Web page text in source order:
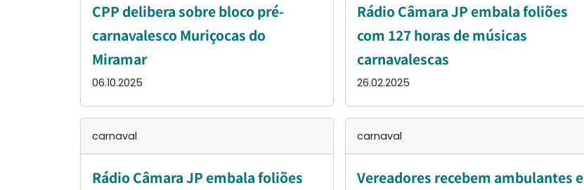
CPP delibera sobre bloco pré-
carnavalesco Muriçocas do
Miramar
06.10.2025
Rádio Câmara JP embala foliões
com 127 horas de músicas
carnavalescas
26.02.2025
carnaval
Rádio Câmara JP embala foliões
carnaval
Vereadores recebem ambulantes e